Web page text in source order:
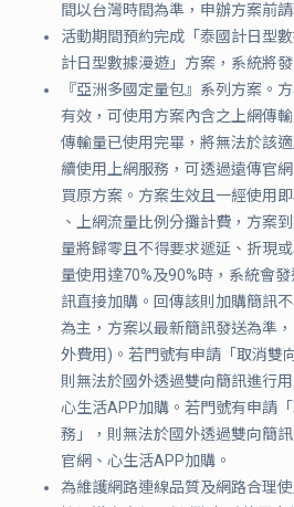
間以台灣時間為準，申辦方案前
活動期間預約完成「泰國計日型
計日型數據漫遊」方案，系統將
『亞洲多國定量包』系列方案。
有效，可使用方案內含之上網傳
傳輸量已使用完畢，將無法於該
續使用上網服務，可透過遠傳官
買原方案。方案生效且一經使用
、上網流量比例分攤計費，方案
量將歸零且不得要求遞延、折現
量使用達70%及90%時，系統會
訊直接加購。回傳該則加購簡訊
為主，方案以最新簡訊發送為準
外費用)。若門號有申請「取消雙
則無法於國外透過雙向簡訊進行
心生活APP加購。若門號有申請
務」，則無法於國外透過雙向簡
官網、心生活APP加購。
為維護網路連線品質及網路合理